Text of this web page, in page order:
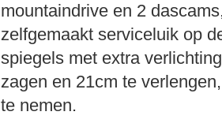
mountaindrive en 2
zelfgemaakt serviceluik op
spiegels met extra
zagen en 21cm te
te nemen.